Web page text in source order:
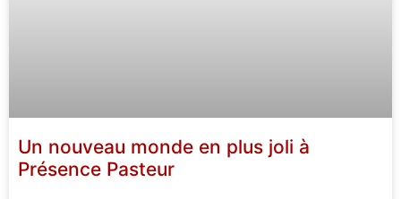
Un nouveau monde en plus joli à
Présence Pasteur